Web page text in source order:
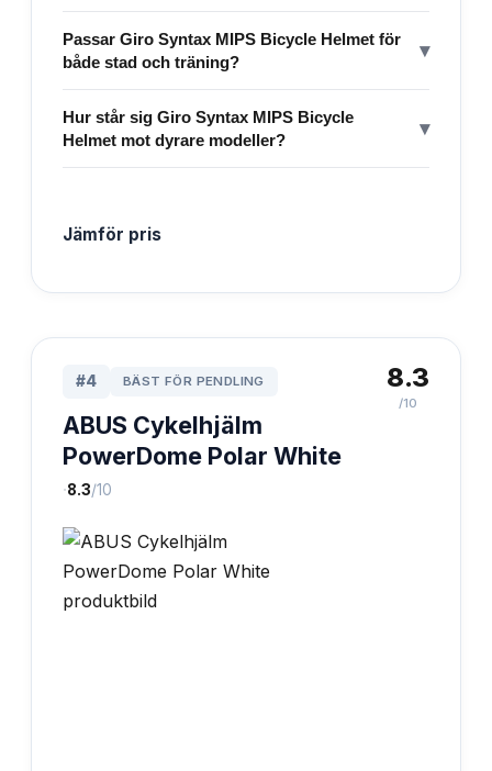
Passar Giro Syntax MIPS Bicycle Helmet för
både stad och träning?
▾
Hur står sig Giro Syntax MIPS Bicycle
Helmet mot dyrare modeller?
▾
Jämför pris
#4 BÄST FÖR PENDLING
ABUS Cykelhjälm
PowerDome Polar White
·8.3/10
8.3
/10